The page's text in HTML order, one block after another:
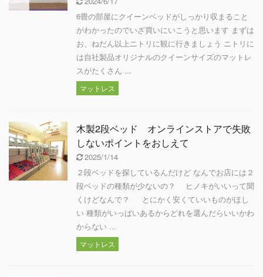
6畳の部屋にクイーンベッドがしっかり収まること
がわかったのでいざ買いにいこうと思います まずは
お、ねだん以上ニトリに観に行きましょう ニトリに
は自社製品オリジナルのクイーンサイズのマットレ
スがたくさん ...
マットレス
木製2段ベッド オンラインストアで失敗
しないポイントをおしえて
2025/1/14
２段ベッドを探しているんだけど なんでお店には２
段ベッドの種類が少ないの？ ヒノキがいいって聞
くけどなんで？ とにかく安くていいものがほし
い 種類がいっぱいあるからどれを選んだらいいかわ
からない ...
マットレス